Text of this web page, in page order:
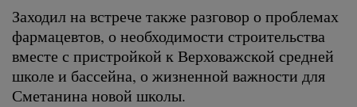
Заходил на встрече также разговор о проблемах
фармацевтов, о необходимости строительства
вместе с пристройкой к Верховажской средней
школе и бассейна, о жизненной важности для
Сметанина новой школы.